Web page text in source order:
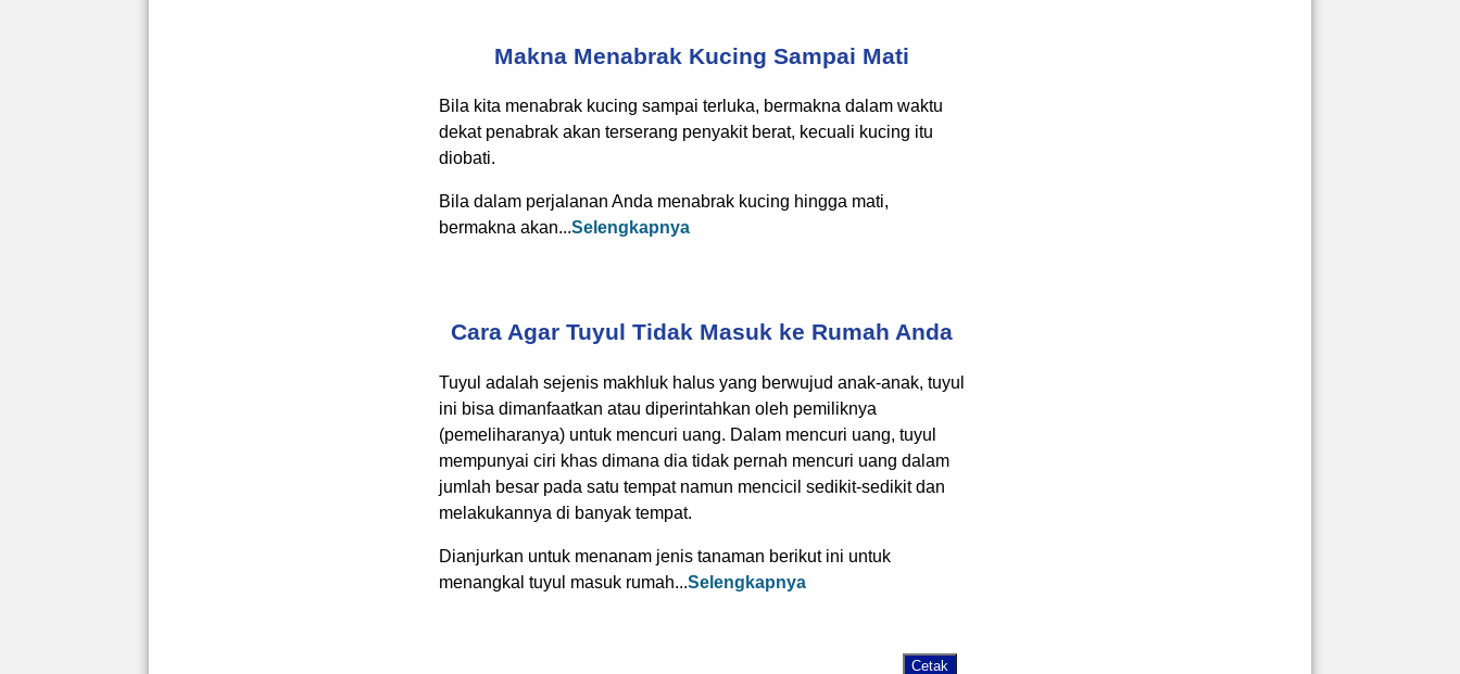
Makna Menabrak Kucing Sampai Mati
Bila kita menabrak kucing sampai terluka, bermakna dalam waktu
dekat penabrak akan terserang penyakit berat, kecuali kucing itu
diobati.
Bila dalam perjalanan Anda menabrak kucing hingga mati,
bermakna akan...Selengkapnya
Cara Agar Tuyul Tidak Masuk ke Rumah Anda
Tuyul adalah sejenis makhluk halus yang berwujud anak-anak, tuyul
ini bisa dimanfaatkan atau diperintahkan oleh pemiliknya
(pemeliharanya) untuk mencuri uang. Dalam mencuri uang, tuyul
mempunyai ciri khas dimana dia tidak pernah mencuri uang dalam
jumlah besar pada satu tempat namun mencicil sedikit-sedikit dan
melakukannya di banyak tempat.
Dianjurkan untuk menanam jenis tanaman berikut ini untuk
menangkal tuyul masuk rumah...Selengkapnya